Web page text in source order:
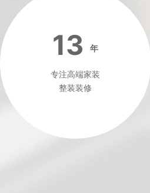
13 年
专注高端家装
整装装修